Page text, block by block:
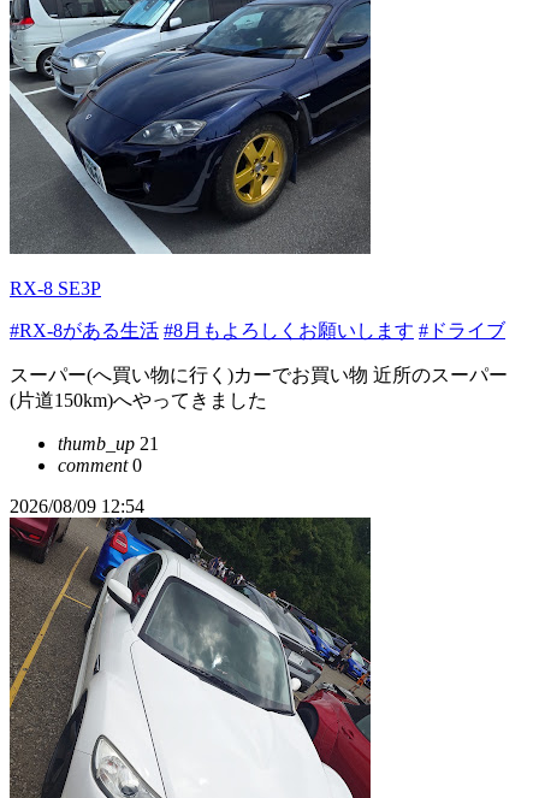
RX-8 SE3P
#RX-8がある生活 #8月もよろしくお願いします #ドライブ
スーパー(へ買い物に行く)カーでお買い物 近所のスーパー
(片道150km)へやってきました
thumb_up 21
comment0
2026/08/09 12:54